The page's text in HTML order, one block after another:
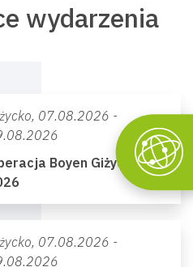
wydarzenia
07.08.2026 -
Boyen Giżycko
07.08.2026 -